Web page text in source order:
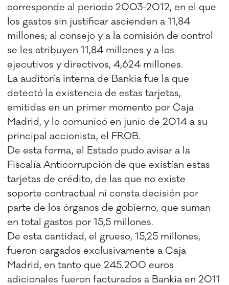
corresponde al periodo 2003-2012, en el que
los gastos sin justificar ascienden a 11,84
millones; al consejo y a la comisión de control
se les atribuyen 11,84 millones y a los
ejecutivos y directivos, 4,624 millones.
La auditoría interna de Bankia fue la que
detectó la existencia de estas tarjetas,
emitidas en un primer momento por Caja
Madrid, y lo comunicó en junio de 2014 a su
principal accionista, el FROB.
De esta forma, el Estado pudo avisar a la
Fiscalía Anticorrupción de que existían estas
tarjetas de crédito, de las que no existe
soporte contractual ni consta decisión por
parte de los órganos de gobierno, que suman
en total gastos por 15,5 millones.
De esta cantidad, el grueso, 15,25 millones,
fueron cargados exclusivamente a Caja
Madrid, en tanto que 245.200 euros
adicionales fueron facturados a Bankia en 2011